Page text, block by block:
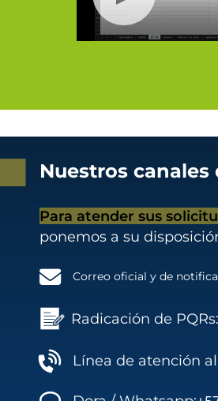
Nuestros
Para atender sus
ponemos a su
Correo oficial y de
Radicación de PQRs:
Línea de atención